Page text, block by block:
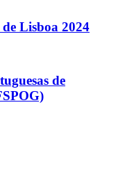
Lisboa 2024
de